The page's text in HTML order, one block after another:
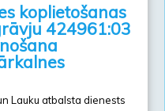
koplietošanas
424961:03
Lauku atbalsta dienests